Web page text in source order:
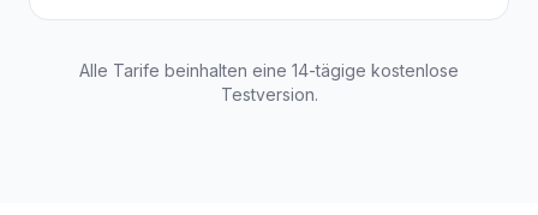
Alle Tarife beinhalten eine 14-tägige kostenlose
Testversion.